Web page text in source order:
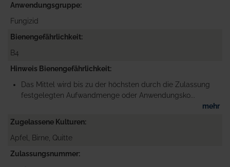
Anwendungsgruppe
Fungizid
Bienengefährlichkeit
B4
Hinweis Bienengefährlichkeit
Das Mittel wird bis zu der höchsten durch die Zulassung
festgelegten Aufwandmenge oder Anwendungsko...
mehr
Zugelassene Kulturen
Apfel, Birne, Quitte
Zulassungsnummer